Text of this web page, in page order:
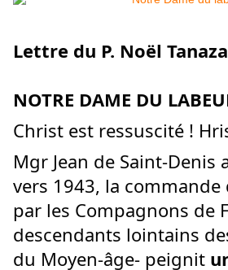
Lettre du P. Noël
NOTRE DAME DU
Christ est ressuscité !
Mgr Jean de Saint-Denis
vers 1943, la commande
par les Compagnons de
descendants lointains
du Moyen-âge- peignit